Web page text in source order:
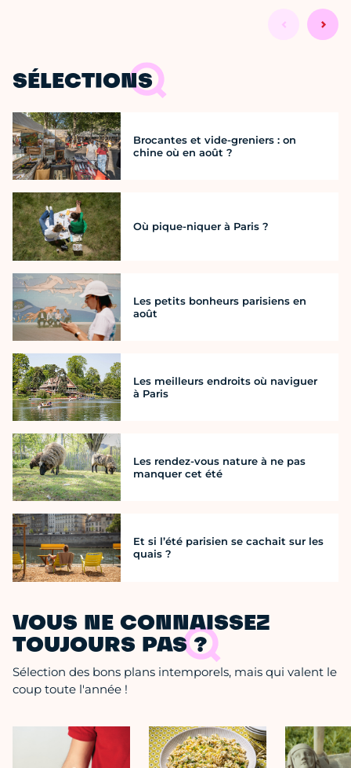
SÉLECTIONS
Brocantes et vide-greniers : on
chine où en août ?
Où pique-niquer à Paris ?
Les petits bonheurs parisiens en
août
Les meilleurs endroits où naviguer
à Paris
Les rendez-vous nature à ne pas
manquer cet été
Et si l’été parisien se cachait sur les
quais ?
VOUS NE CONNAISSEZ
TOUJOURS PAS ?
Sélection des bons plans intemporels, mais qui valent le
coup toute l'année !